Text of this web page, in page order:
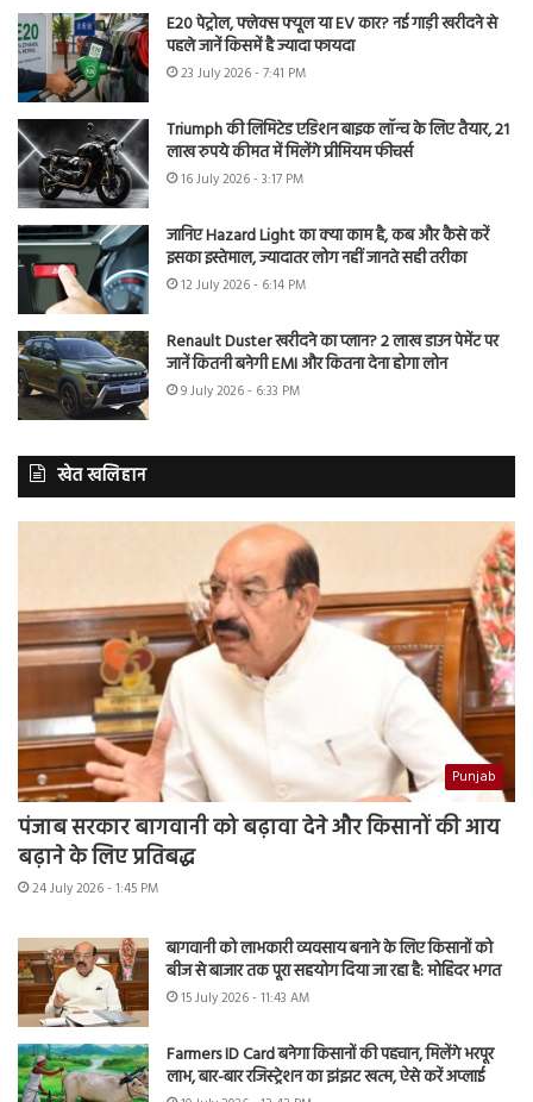
E20 पेट्रोल, फ्लेक्स फ्यूल या EV कार? नई गाड़ी खरीदने से
पहले जानें किसमें है ज्यादा फायदा
23 July 2026 - 7:41 PM
Triumph की लिमिटेड एडिशन बाइक लॉन्च के लिए तैयार, 21
लाख रुपये कीमत में मिलेंगे प्रीमियम फीचर्स
16 July 2026 - 3:17 PM
जानिए Hazard Light का क्या काम है, कब और कैसे करें
इसका इस्तेमाल, ज्यादातर लोग नहीं जानते सही तरीका
12 July 2026 - 6:14 PM
Renault Duster खरीदने का प्लान? 2 लाख डाउन पेमेंट पर
जानें कितनी बनेगी EMI और कितना देना होगा लोन
9 July 2026 - 6:33 PM
खेत खलिहान
Punjab
पंजाब सरकार बागवानी को बढ़ावा देने और किसानों की आय
बढ़ाने के लिए प्रतिबद्ध
24 July 2026 - 1:45 PM
बागवानी को लाभकारी व्यवसाय बनाने के लिए किसानों को
बीज से बाजार तक पूरा सहयोग दिया जा रहा है: मोहिंदर भगत
15 July 2026 - 11:43 AM
Farmers ID Card बनेगा किसानों की पहचान, मिलेंगे भरपूर
लाभ, बार-बार रजिस्ट्रेशन का झंझट खत्म, ऐसे करें अप्लाई